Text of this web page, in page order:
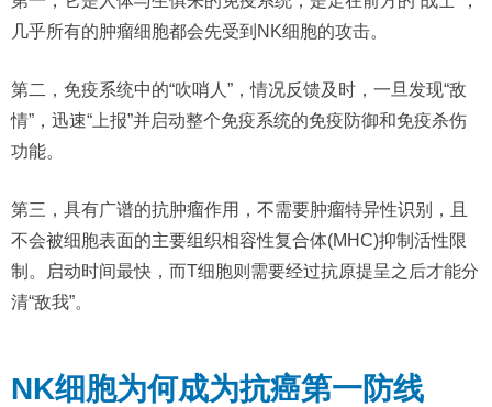
几乎所有的肿瘤细胞都会先受到NK细胞的攻击。
第二，免疫系统中的“吹哨人”，情况反馈及时，一旦发现“敌
情”，迅速“上报”并启动整个免疫系统的免疫防御和免疫杀伤
功能。
第三，具有广谱的抗肿瘤作用，不需要肿瘤特异性识别，且
不会被细胞表面的主要组织相容性复合体(MHC)抑制活性限
制。启动时间最快，而T细胞则需要经过抗原提呈之后才能分
清“敌我”。
NK细胞为何成为抗癌第一防线